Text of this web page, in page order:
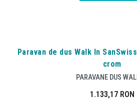
Paravan de dus Walk In
crom
PARAVANE DUS
1.133,17 RON